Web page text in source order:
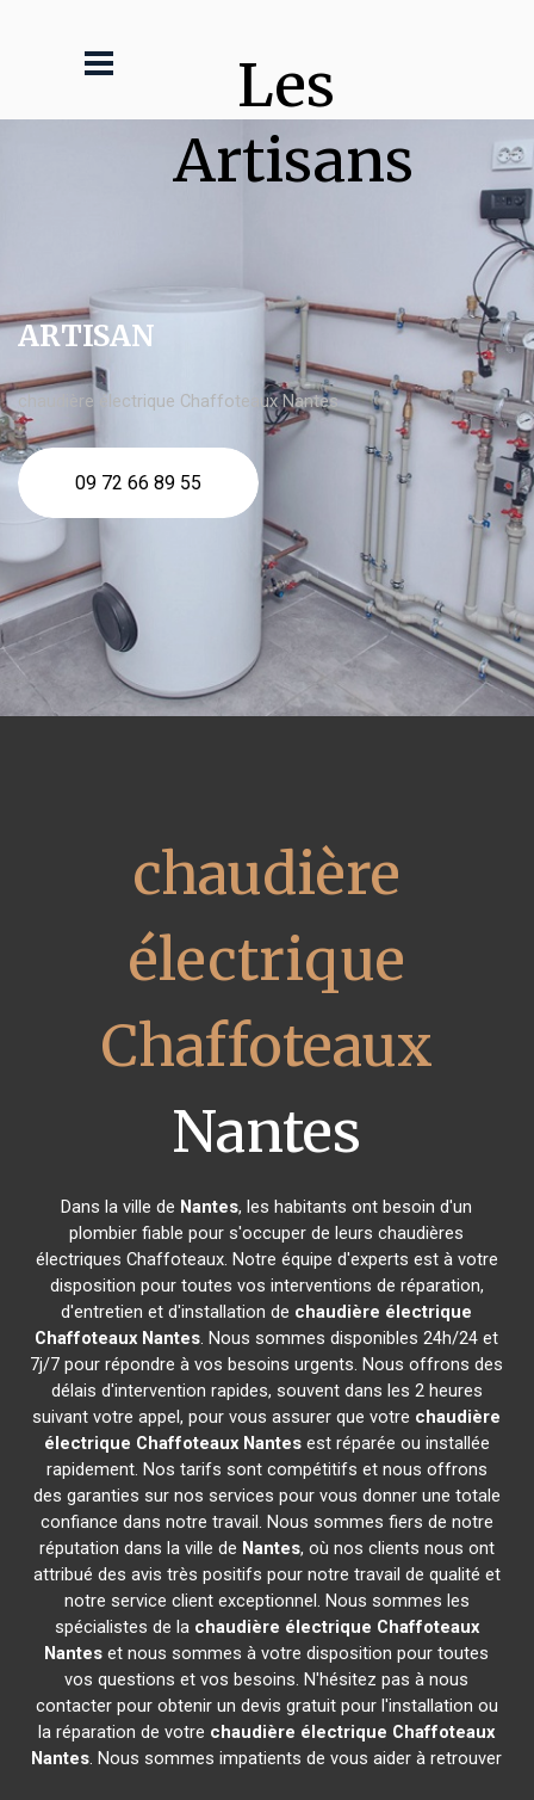
Les
Artisans
ARTISAN
chaudière électrique Chaffoteaux Nantes
09 72 66 89 55
chaudière
électrique
Chaffoteaux
Nantes
Dans la ville de Nantes, les habitants ont besoin d'un
plombier fiable pour s'occuper de leurs chaudières
électriques Chaffoteaux. Notre équipe d'experts est à votre
disposition pour toutes vos interventions de réparation,
d'entretien et d'installation de chaudière électrique
Chaffoteaux Nantes. Nous sommes disponibles 24h/24 et
7j/7 pour répondre à vos besoins urgents. Nous offrons des
délais d'intervention rapides, souvent dans les 2 heures
suivant votre appel, pour vous assurer que votre chaudière
électrique Chaffoteaux Nantesest réparée ou installée
rapidement. Nos tarifs sont compétitifs et nous offrons
des garanties sur nos services pour vous donner une totale
confiance dans notre travail. Nous sommes fiers de notre
réputation dans la ville de Nantes, où nos clients nous ont
attribué des avis très positifs pour notre travail de qualité et
notre service client exceptionnel. Nous sommes les
spécialistes de la chaudière électrique Chaffoteaux
Nantes et nous sommes à votre disposition pour toutes
vos questions et vos besoins. N'hésitez pas à nous
contacter pour obtenir un devis gratuit pour l'installation ou
la réparation de votre chaudière électrique Chaffoteaux
Nantes. Nous sommes impatients de vous aider à retrouver